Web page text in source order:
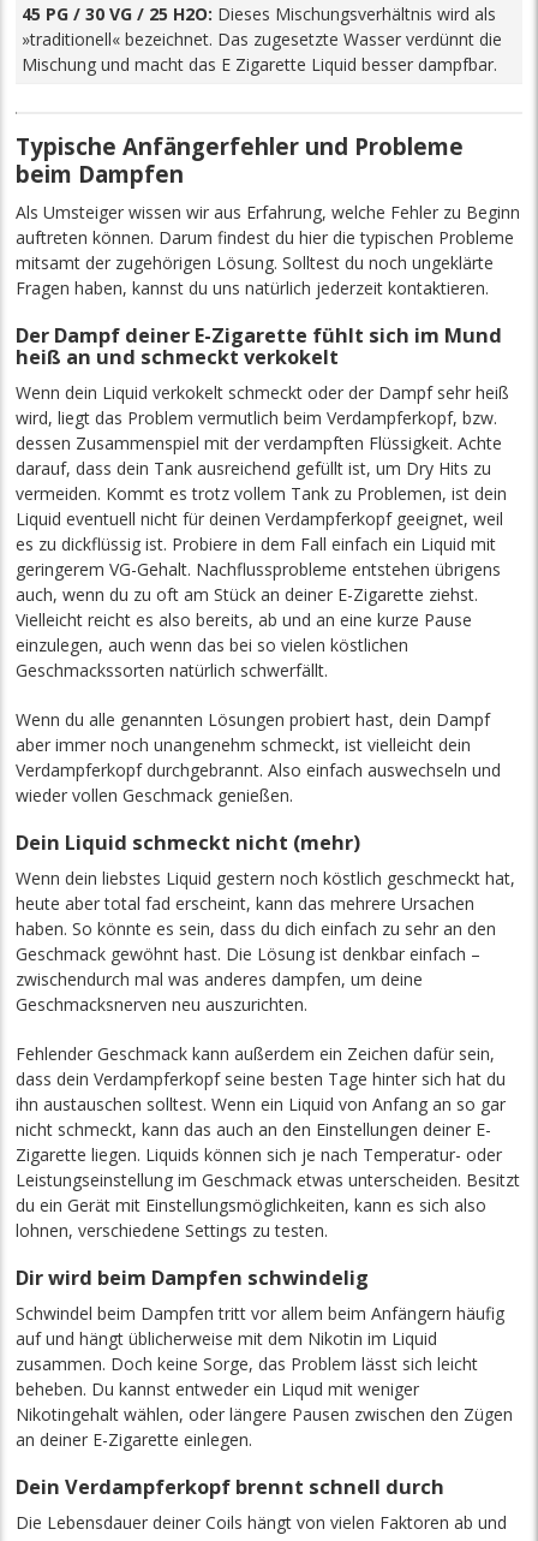
45 PG / 30 VG / 25 H2O: Dieses Mischungsverhältnis wird als
»traditionell« bezeichnet. Das zugesetzte Wasser verdünnt die
Mischung und macht das E Zigarette Liquid besser dampfbar.
Typische Anfängerfehler und Probleme
beim Dampfen
Als Umsteiger wissen wir aus Erfahrung, welche Fehler zu Beginn
auftreten können. Darum findest du hier die typischen Probleme
mitsamt der zugehörigen Lösung. Solltest du noch ungeklärte
Fragen haben, kannst du uns natürlich jederzeit kontaktieren.
Der Dampf deiner E-Zigarette fühlt sich im Mund
heiß an und schmeckt verkokelt
Wenn dein Liquid verkokelt schmeckt oder der Dampf sehr heiß
wird, liegt das Problem vermutlich beim Verdampferkopf, bzw.
dessen Zusammenspiel mit der verdampften Flüssigkeit. Achte
darauf, dass dein Tank ausreichend gefüllt ist, um Dry Hits zu
vermeiden. Kommt es trotz vollem Tank zu Problemen, ist dein
Liquid eventuell nicht für deinen Verdampferkopf geeignet, weil
es zu dickflüssig ist. Probiere in dem Fall einfach ein Liquid mit
geringerem VG-Gehalt. Nachflussprobleme entstehen übrigens
auch, wenn du zu oft am Stück an deiner E-Zigarette ziehst.
Vielleicht reicht es also bereits, ab und an eine kurze Pause
einzulegen, auch wenn das bei so vielen köstlichen
Geschmackssorten natürlich schwerfällt.
Wenn du alle genannten Lösungen probiert hast, dein Dampf
aber immer noch unangenehm schmeckt, ist vielleicht dein
Verdampferkopf durchgebrannt. Also einfach auswechseln und
wieder vollen Geschmack genießen.
Dein Liquid schmeckt nicht (mehr)
Wenn dein liebstes Liquid gestern noch köstlich geschmeckt hat,
heute aber total fad erscheint, kann das mehrere Ursachen
haben. So könnte es sein, dass du dich einfach zu sehr an den
Geschmack gewöhnt hast. Die Lösung ist denkbar einfach –
zwischendurch mal was anderes dampfen, um deine
Geschmacksnerven neu auszurichten.
Fehlender Geschmack kann außerdem ein Zeichen dafür sein,
dass dein Verdampferkopf seine besten Tage hinter sich hat du
ihn austauschen solltest. Wenn ein Liquid von Anfang an so gar
nicht schmeckt, kann das auch an den Einstellungen deiner E-
Zigarette liegen. Liquids können sich je nach Temperatur- oder
Leistungseinstellung im Geschmack etwas unterscheiden. Besitzt
du ein Gerät mit Einstellungsmöglichkeiten, kann es sich also
lohnen, verschiedene Settings zu testen.
Dir wird beim Dampfen schwindelig
Schwindel beim Dampfen tritt vor allem beim Anfängern häufig
auf und hängt üblicherweise mit dem Nikotin im Liquid
zusammen. Doch keine Sorge, das Problem lässt sich leicht
beheben. Du kannst entweder ein Liqud mit weniger
Nikotingehalt wählen, oder längere Pausen zwischen den Zügen
an deiner E-Zigarette einlegen.
Dein Verdampferkopf brennt schnell durch
Die Lebensdauer deiner Coils hängt von vielen Faktoren ab und